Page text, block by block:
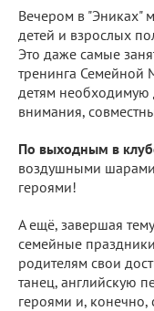
Вечером в "Эниках"
детей и взрослых
Это даже самые
тренинга Семейной
детям необходимую
внимания,
По выходным в
воздушными
героями!
А ещё, завершая
семейные
родителям свои
танец, английскую
героями и, конечно,